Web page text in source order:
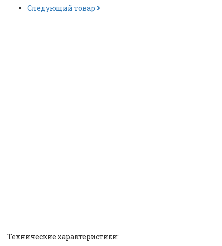
Следующий товар
Технические характеристики: